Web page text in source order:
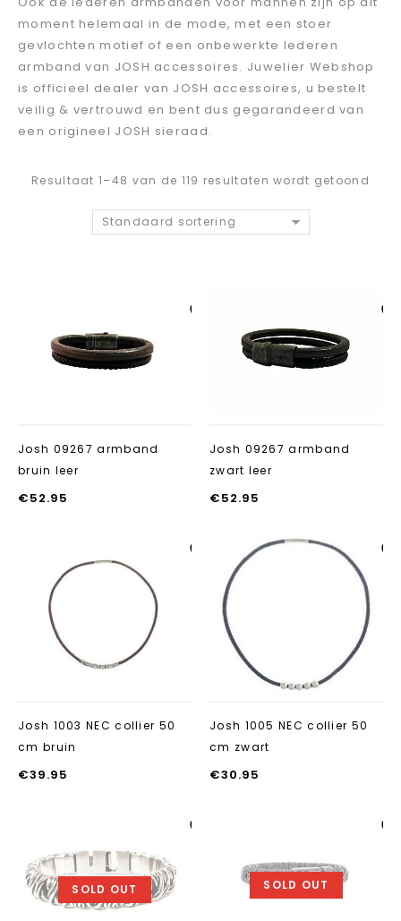
moment helemaal in de mode, met een stoer
gevlochten motief of een onbewerkte lederen
armband van JOSH accessoires. Juwelier Webshop
is officieel dealer van JOSH accessoires, u bestelt
veilig & vertrouwd en bent dus gegarandeerd van
een origineel JOSH sieraad.
Resultaat 1–48 van de 119 resultaten wordt getoond
Standaard sortering
Josh 09267 armband
bruin leer
€52.95
Josh 09267 armband
zwart leer
€52.95
Josh 1003 NEC collier 50
cm bruin
€39.95
Josh 1005 NEC collier 50
cm zwart
€30.95
SOLD OUT SOLD OUT